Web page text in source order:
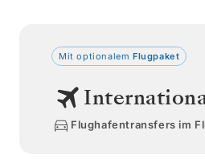
Mit optionalem Flugpaket
Flughafentransfers im